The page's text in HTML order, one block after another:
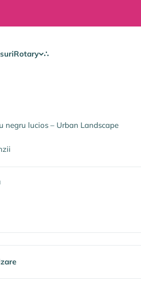
Rotary ∴
negru lucios – Urban Landscape